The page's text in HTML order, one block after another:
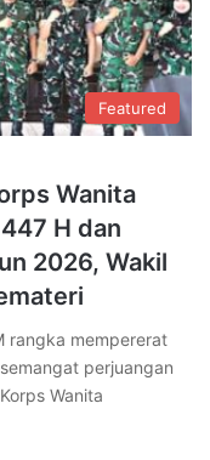
Featured
Wanita
H dan
2026, Wakil
rangka mempererat
perjuangan
Wanita